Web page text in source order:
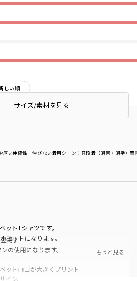
しい順
厚い伸縮性 ：伸びない着用シーン ：普段着（通園・通学）着
ットTシャツです。
エットになります。
もっと見る…
サイズ/素材を見る
場♪
の使用になります。
ットロゴが大きくプリント
イン。